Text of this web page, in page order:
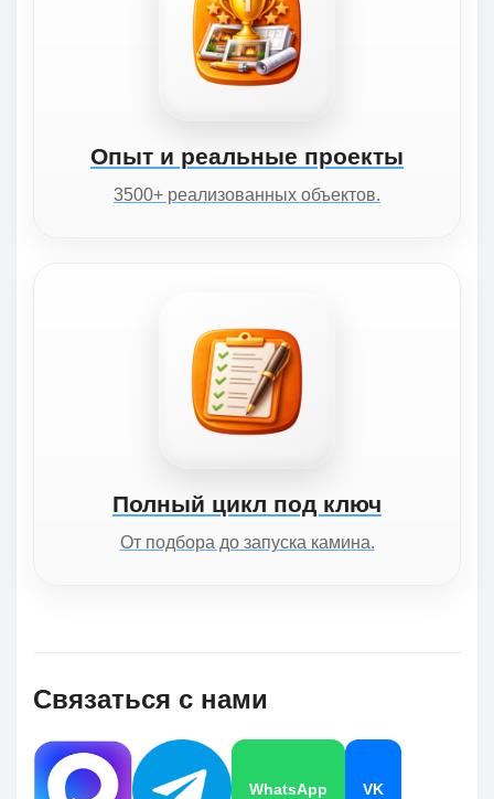
Опыт и реальные проекты
3500+ реализованных объектов.
Полный цикл под ключ
От подбора до запуска камина.
Связаться с нами
WhatsApp VK